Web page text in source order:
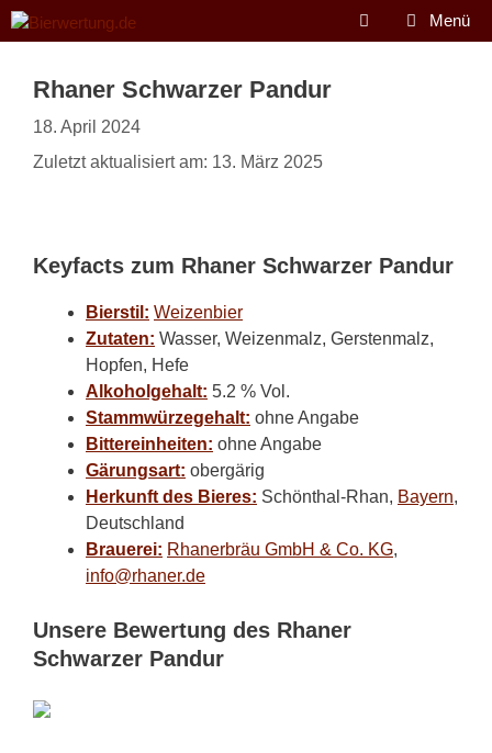
Zum
Inhalt
Menü
Rhaner Schwarzer Pandur
18. April 2024
Zuletzt aktualisiert am: 13. März 2025
Keyfacts zum Rhaner Schwarzer Pandur
Bierstil: Weizenbier
Zutaten: Wasser, Weizenmalz, Gerstenmalz,
Hopfen, Hefe
Alkoholgehalt: 5.2 % Vol.
Stammwürzegehalt: ohne Angabe
Bittereinheiten: ohne Angabe
Gärungsart: obergärig
Herkunft des Bieres: Schönthal-Rhan, Bayern,
Deutschland
Brauerei: Rhanerbräu GmbH & Co. KG,
info@rhaner.de
Unsere Bewertung des Rhaner
Schwarzer Pandur